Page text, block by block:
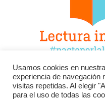
Facebook Twitter
YouTube
LinkedIn
Usamos cookies en
experiencia de navegación
visitas repetidas. Al elegir
para el uso de todas las